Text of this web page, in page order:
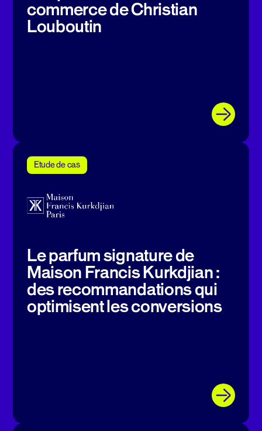
commerce de Christian
Louboutin
Etude de cas
Le parfum signature de
Maison Francis Kurkdjian :
des recommandations qui
optimisent les conversions